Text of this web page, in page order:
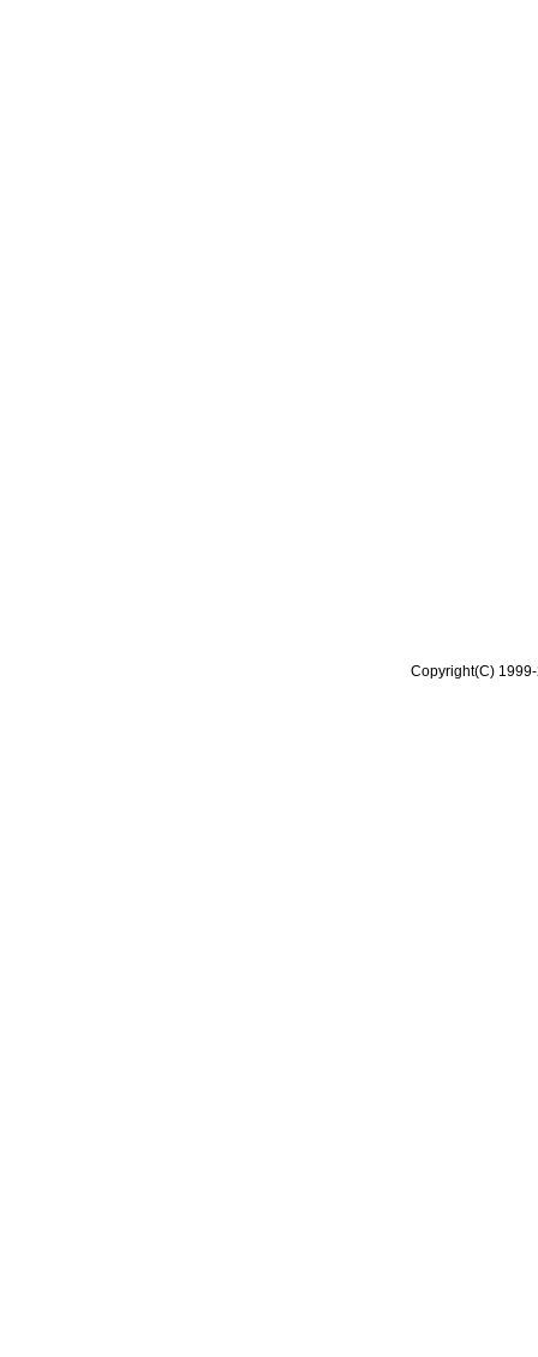
Copyright(C)